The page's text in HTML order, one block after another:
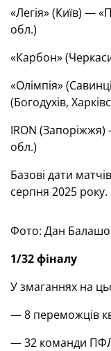
«Легія» (Київ) —
обл.)
«Карбон»
«Олімпія»
(Богодухів,
IRON (Запоріжжя)
обл.)
Базові дати
серпня 2025 року.
Фото: Дан
1/32 фіналу
У змаганнях на
— 8 переможців
— 32 команди ПФЛ